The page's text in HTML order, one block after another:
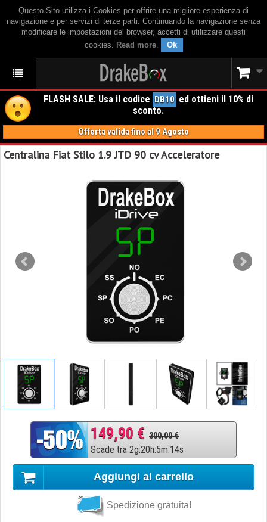
Questo Sito utilizza i Cookies per offrire una migliore esperienza di
navigazione e per servizi di terze parti. Continuando la navigazione senza
modificare le impostazioni del browser, accetti di utilizzare questi
cookies. Read more. Ok
FLASH SALE: Usa il codice DB10 ed ottieni il 10% di
sconto.
Offerta valida fino al 9 Agosto
Centralina Fiat Stilo 1.9 JTD 90 cv Acceleratore
149,90 € 300,00 €
Scade tra 2g:20h:5m:13s
Aggiungi al carrello
Spedizione gratuita!